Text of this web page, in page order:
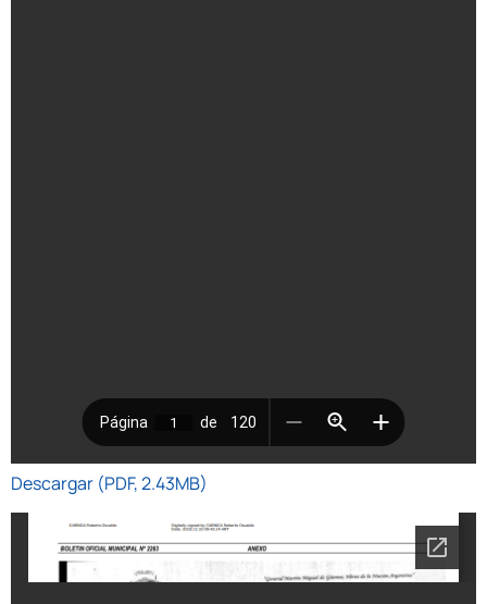
Descargar (PDF, 2.43MB)